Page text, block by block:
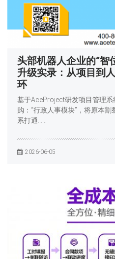
头部机器人企业的“智
升级实录：从项目到
环
基于AceProject研发项目管理
购：“行政人事模块”，将原本
系打通……
2026-06-05